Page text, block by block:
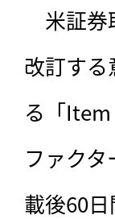
米証券
改訂す
る「
ファク
載後60